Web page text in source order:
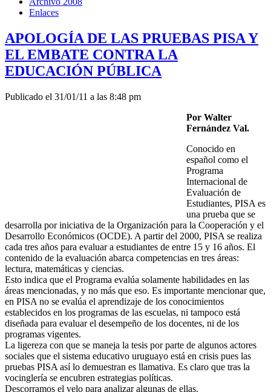
Enlaces
APOLOGÍA DE LAS PRUEBAS PISA Y
EL EMBATE CONTRA LA
EDUCACIÓN PÚBLICA
Publicado el 31/01/11 a las 8:48 pm
Por Walter
Fernández Val.
Conocido en
español como el
Programa
Internacional de
Evaluación de
Estudiantes, PISA es
una prueba que se
desarrolla por iniciativa de la Organización para la Cooperación y el
Desarrollo Económicos (OCDE). A partir del 2000, PISA se realiza
cada tres años para evaluar a estudiantes de entre 15 y 16 años. El
contenido de la evaluación abarca competencias en tres áreas:
lectura, matemáticas y ciencias.
Esto indica que el Programa evalúa solamente habilidades en las
áreas mencionadas, y no más que eso. Es importante mencionar que,
en PISA no se evalúa el aprendizaje de los conocimientos
establecidos en los programas de las escuelas, ni tampoco está
diseñada para evaluar el desempeño de los docentes, ni de los
programas vigentes.
La ligereza con que se maneja la tesis por parte de algunos actores
sociales que el sistema educativo uruguayo está en crisis pues las
pruebas PISA así lo demuestran es llamativa. Es claro que tras la
vocinglería se encubren estrategias políticas.
Descorramos el velo para analizar algunas de ellas.